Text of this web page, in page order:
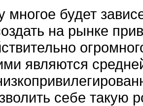
многое будет
на рынке
являются
себе такую